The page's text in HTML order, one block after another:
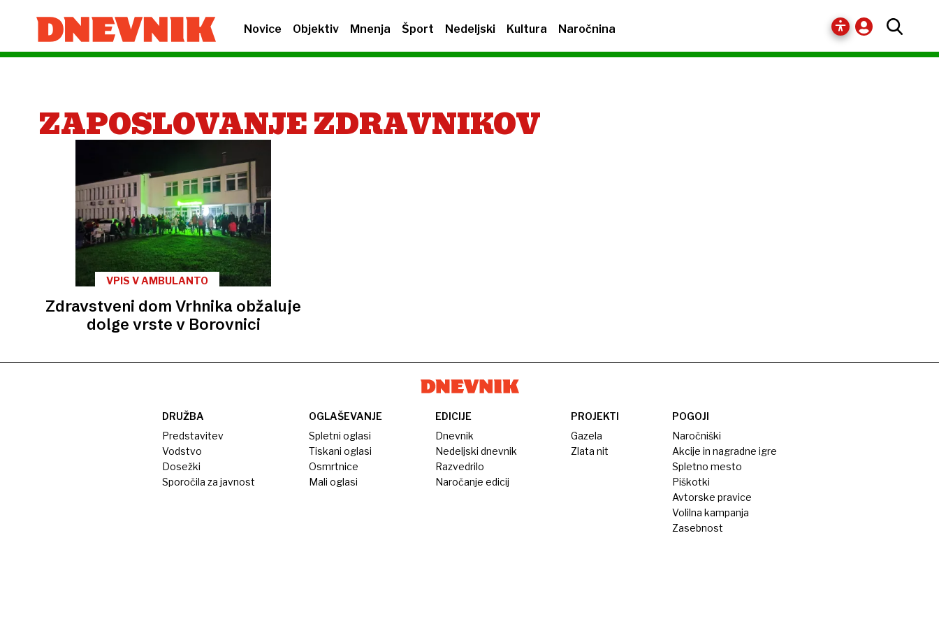
Novice Objektiv Mnenja Šport Nedeljski Kultura Naročnina
ZAPOSLOVANJE ZDRAVNIKOV
VPIS V AMBULANTO
Zdravstveni dom Vrhnika obžaluje
dolge vrste v Borovnici
DRUŽBA
Predstavitev
Vodstvo
Dosežki
Sporočila za javnost
OGLAŠEVANJE
Spletni oglasi
Tiskani oglasi
Osmrtnice
Mali oglasi
EDICIJE
Dnevnik
Nedeljski dnevnik
Razvedrilo
Naročanje edicij
PROJEKTI
Gazela
Zlata nit
POGOJI
Naročniški
Akcije in nagradne igre
Spletno mesto
Piškotki
Avtorske pravice
Volilna kampanja
Zasebnost